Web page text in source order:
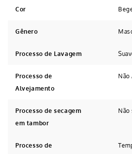
Cor
Gênero
Processo de Lavagem
Processo de
Alvejamento
Não
Processo de secagem
em tambor
Não
Processo de